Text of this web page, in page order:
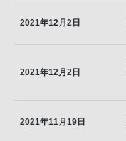
2021年12月2日
2021年12月2日
2021年11月19日